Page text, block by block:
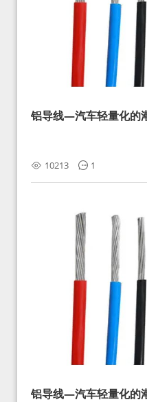
铝导线—汽车轻量化的
10213 1
铝导线—汽车轻量化的